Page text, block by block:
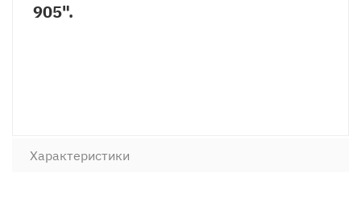
905".
Характеристики